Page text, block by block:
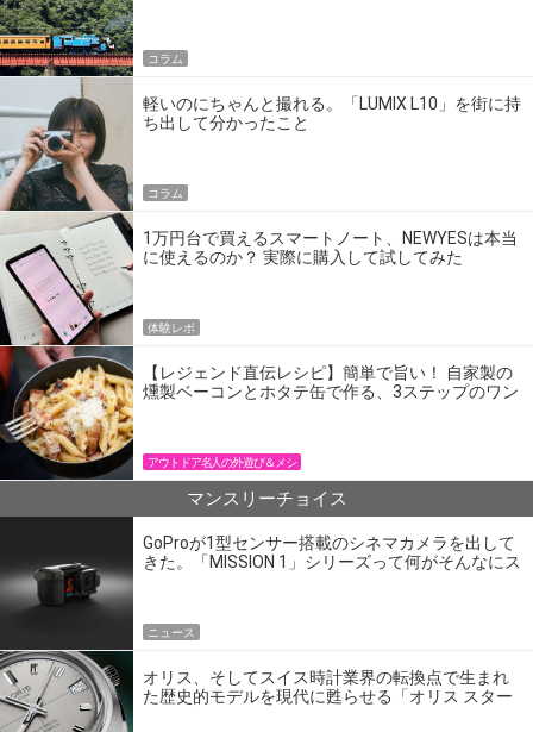
コラム
軽いのにちゃんと撮れる。「LUMIX L10」を街に持
ち出して分かったこと
コラム
1万円台で買えるスマートノート、NEWYESは本当
に使えるのか？ 実際に購入して試してみた
体験レポ
【レジェンド直伝レシピ】簡単で旨い！ 自家製の
燻製ベーコンとホタテ缶で作る、3ステップのワン
アウトドア名人の外遊び＆メシ
マンスリーチョイス
GoProが1型センサー搭載のシネマカメラを出して
きた。「MISSION 1」シリーズって何がそんなにス
ニュース
オリス、そしてスイス時計業界の転換点で生まれ
た歴史的モデルを現代に甦らせる「オリス スター